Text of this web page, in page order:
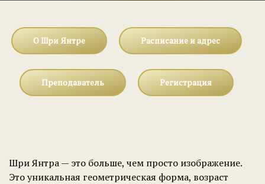
О Шри Янтре Расписание и адрес
Преподаватель Регистрация
Шри Янтра — это больше, чем просто изображение.
Это уникальная геометрическая форма, возраст